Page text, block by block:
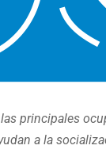
principales
a la